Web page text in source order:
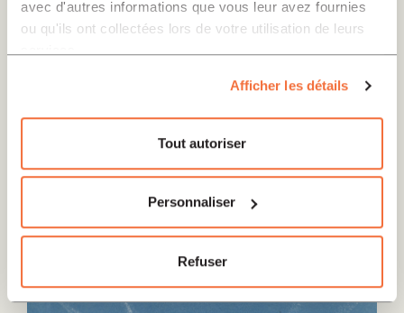
avec d'autres informations que vous leur avez fournies
ou qu'ils ont collectées lors de votre utilisation de leurs
Afficher les détails
Tout autoriser
Personnaliser
Refuser
Widmer Gabriel